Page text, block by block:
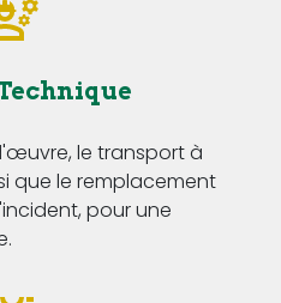
le transport à
que le remplacement
pour une